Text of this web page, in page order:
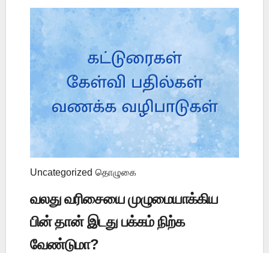
Uncategorized தொழுகை
வலது வரிசையை முழுமையாக்கிய
பின் தான் இடது பக்கம் நிற்க
வேண்டுமா?